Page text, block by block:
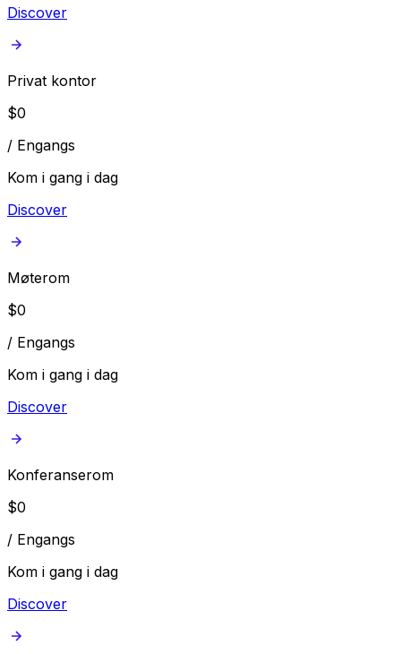
Discover
Privat kontor
$0
/ Engangs
Kom i gang i dag
Discover
Møterom
$0
/ Engangs
Kom i gang i dag
Discover
Konferanserom
$0
/ Engangs
Kom i gang i dag
Discover